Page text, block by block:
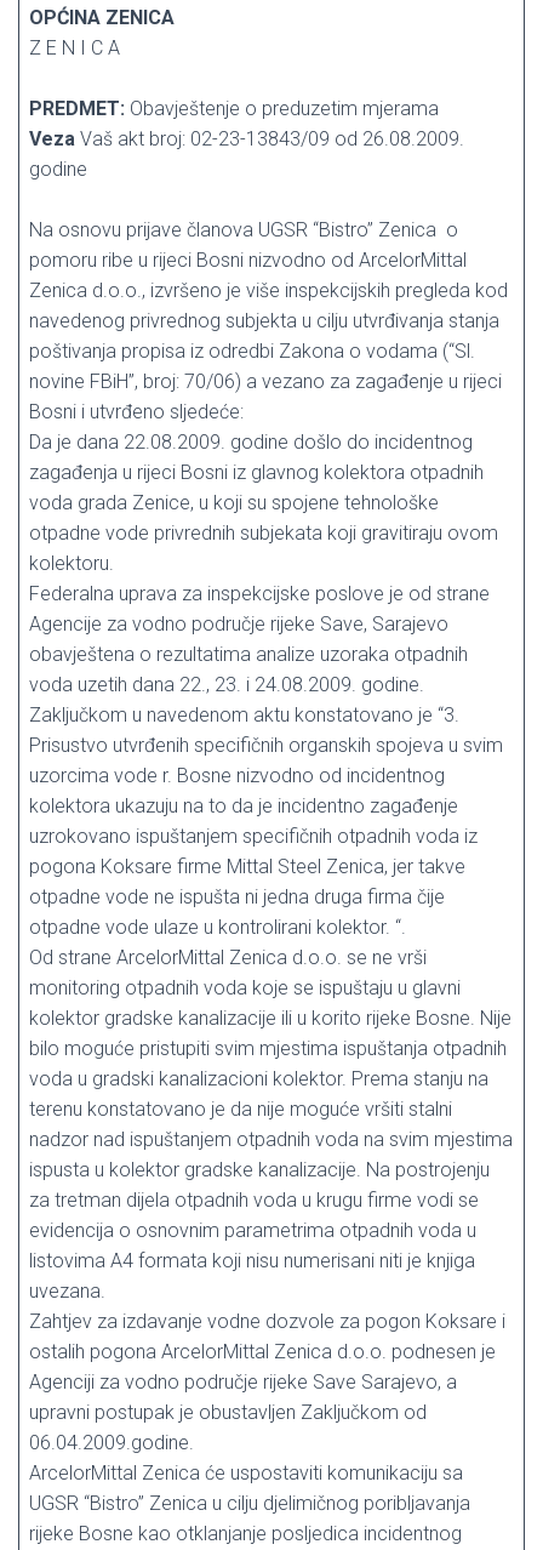
OPĆINA ZENICA
Z E N I C A
PREDMET: Obavještenje o preduzetim mjerama
Veza Vaš akt broj: 02-23-13843/09 od 26.08.2009.
godine
Na osnovu prijave članova UGSR “Bistro” Zenica o
pomoru ribe u rijeci Bosni nizvodno od ArcelorMittal
Zenica d.o.o., izvršeno je više inspekcijskih pregleda kod
navedenog privrednog subjekta u cilju utvrđivanja stanja
poštivanja propisa iz odredbi Zakona o vodama (“Sl.
novine FBiH”, broj: 70/06) a vezano za zagađenje u rijeci
Bosni i utvrđeno sljedeće:
Da je dana 22.08.2009. godine došlo do incidentnog
zagađenja u rijeci Bosni iz glavnog kolektora otpadnih
voda grada Zenice, u koji su spojene tehnološke
otpadne vode privrednih subjekata koji gravitiraju ovom
kolektoru.
Federalna uprava za inspekcijske poslove je od strane
Agencije za vodno područje rijeke Save, Sarajevo
obavještena o rezultatima analize uzoraka otpadnih
voda uzetih dana 22., 23. i 24.08.2009. godine.
Zaključkom u navedenom aktu konstatovano je “3.
Prisustvo utvrđenih specifičnih organskih spojeva u svim
uzorcima vode r. Bosne nizvodno od incidentnog
kolektora ukazuju na to da je incidentno zagađenje
uzrokovano ispuštanjem specifičnih otpadnih voda iz
pogona Koksare firme Mittal Steel Zenica, jer takve
otpadne vode ne ispušta ni jedna druga firma čije
otpadne vode ulaze u kontrolirani kolektor. “.
Od strane ArcelorMittal Zenica d.o.o. se ne vrši
monitoring otpadnih voda koje se ispuštaju u glavni
kolektor gradske kanalizacije ili u korito rijeke Bosne. Nije
bilo moguće pristupiti svim mjestima ispuštanja otpadnih
voda u gradski kanalizacioni kolektor. Prema stanju na
terenu konstatovano je da nije moguće vršiti stalni
nadzor nad ispuštanjem otpadnih voda na svim mjestima
ispusta u kolektor gradske kanalizacije. Na postrojenju
za tretman dijela otpadnih voda u krugu firme vodi se
evidencija o osnovnim parametrima otpadnih voda u
listovima A4 formata koji nisu numerisani niti je knjiga
uvezana.
Zahtjev za izdavanje vodne dozvole za pogon Koksare i
ostalih pogona ArcelorMittal Zenica d.o.o. podnesen je
Agenciji za vodno područje rijeke Save Sarajevo, a
upravni postupak je obustavljen Zaključkom od
06.04.2009.godine.
ArcelorMittal Zenica će uspostaviti komunikaciju sa
UGSR “Bistro” Zenica u cilju djelimičnog poribljavanja
rijeke Bosne kao otklanjanje posljedica incidentnog